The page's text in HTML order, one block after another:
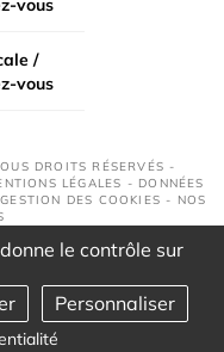
vous
/
vous
DROITS RÉSERVÉS -
LÉGALES - DONNÉES
GESTION DES COOKIES - NOS
le contrôle sur
Personnaliser